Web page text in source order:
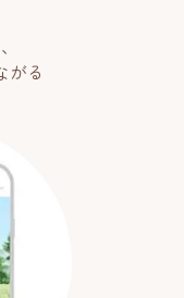
がる